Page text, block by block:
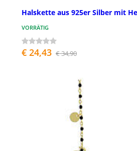
Halskette aus 925er Silber mit
VORRÄTIG
€ 24,43 € 34,90